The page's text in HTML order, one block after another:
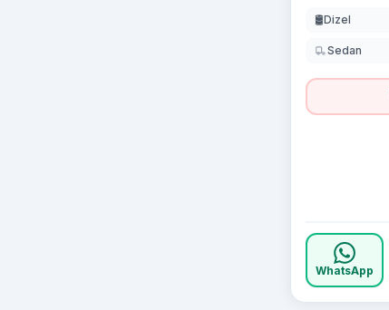
🛢️Dizel
Sedan
WhatsApp